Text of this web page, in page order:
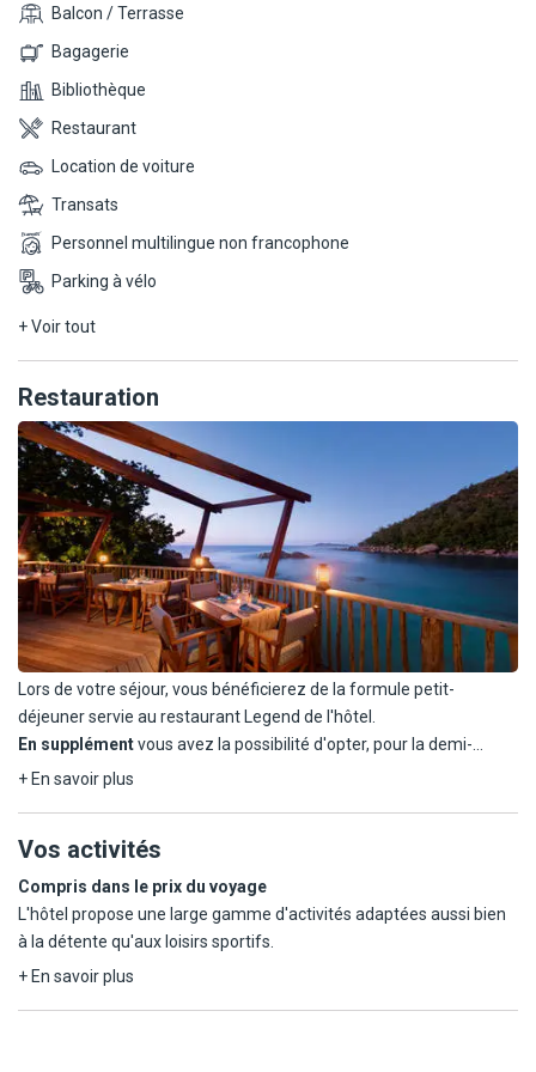
environ 20 minutes.
L'hôtel a reçu le Travellers' Choice Awards 2025.
Le transfert de l'aéroport international de Mahé se fait soit en
bateau soit en vol domestique.
A proximité :
- Réserve naturelle de la Vallée de Mai
Balcon / Terrasse
Bagagerie
Bibliothèque
Restaurant
Location de voiture
Transats
Personnel multilingue non francophone
Parking à vélo
+ Voir tout
Restauration
Lors de votre séjour, vous bénéficierez de la formule petit-
déjeuner servie au restaurant Legend de l'hôtel.
En supplémentvous avez la possibilité d'opter, pour la demi-
pension (petit-déjeuner et dîner) hors boissons, proposée sous
L'hôtel propose différent lieux de restauration:
- Le restaurant principal Legend qui offre un 7h à 10h30 pour le
petit-déjeuner et de 18h30 à 22h pour le dîner sous forme de
+ En savoir plus
Vos activités
Compris dans le prix du voyage
L'hôtel propose une large gamme d'activités adaptées aussi bien
à la détente qu'aux loisirs sportifs.
+ En savoir plus